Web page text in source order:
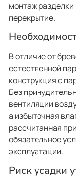
монтаж
перекрытие.
В отличие от
естественной
конструкция с
Без
вентиляции
а избыточная
рассчитанная
обязательное
эксплуатации.
Риск усадки